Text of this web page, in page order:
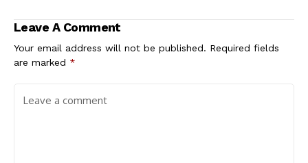
Leave A Comment
Your email address will not be published. Required fields
are marked *